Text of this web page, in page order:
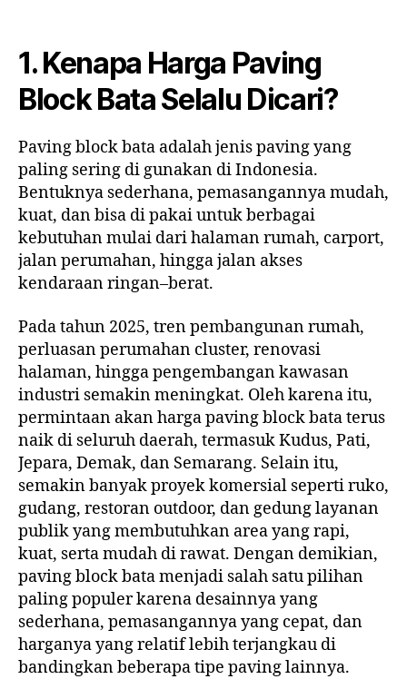
Block
Bata
2025:
Panduan
Kelebihan,
dan
Penawaran
Terbaik
dari
Jaya
Berkah
1. Kenapa Harga Paving
Block Bata Selalu Dicari?
Paving block bata adalah jenis paving yang
paling sering di gunakan di Indonesia.
Bentuknya sederhana, pemasangannya mudah,
kuat, dan bisa di pakai untuk berbagai
kebutuhan mulai dari halaman rumah, carport,
jalan perumahan, hingga jalan akses
kendaraan ringan–berat.
Pada tahun 2025, tren pembangunan rumah,
perluasan perumahan cluster, renovasi
halaman, hingga pengembangan kawasan
industri semakin meningkat. Oleh karena itu,
permintaan akan harga paving block bata terus
naik di seluruh daerah, termasuk Kudus, Pati,
Jepara, Demak, dan Semarang. Selain itu,
semakin banyak proyek komersial seperti ruko,
gudang, restoran outdoor, dan gedung layanan
publik yang membutuhkan area yang rapi,
kuat, serta mudah di rawat. Dengan demikian,
paving block bata menjadi salah satu pilihan
paling populer karena desainnya yang
sederhana, pemasangannya yang cepat, dan
harganya yang relatif lebih terjangkau di
bandingkan beberapa tipe paving lainnya.